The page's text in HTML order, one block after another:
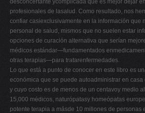
desconcertante ycomplicada que es mejor dejar
profesionales de lasalud. Como resultado, nos
confiar casiexclusivamente en la información que
personal de salud, mismos que no suelen estar
opciones de curación alternativa que serían
médicos estándar—fundamentados
otras terapias—para tratarenfermedades.
Lo que está a punto de conocer en este libro es
económica que se puede autoadministrar en casa
y cuyo costo es de menos de un centavoy medio
15,000 médicos, naturópatasy homeópatas
potente terapia a másde 10 millones de personas